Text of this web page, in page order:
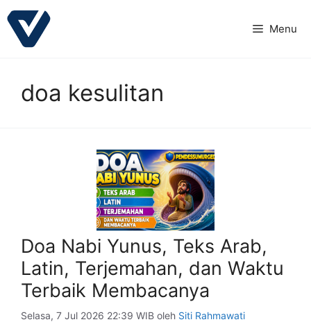
Langsung
ke
Menu
doa kesulitan
Doa Nabi Yunus, Teks Arab,
Latin, Terjemahan, dan Waktu
Terbaik Membacanya
Selasa, 7 Jul 2026 22:39 WIB oleh Siti Rahmawati